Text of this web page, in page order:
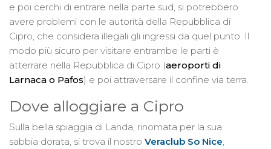
e poi cerchi di entrare nella parte sud, si potrebbero
avere problemi con le autorità della Repubblica di
Cipro, che considera illegali gli ingressi da quel punto. Il
modo più sicuro per visitare entrambe le parti è
atterrare nella Repubblica di Cipro (aeroporti di
Larnaca o Pafos) e poi attraversare il confine via terra.
Dove alloggiare a Cipro
Sulla bella spiaggia di Landa, rinomata per la sua
sabbia dorata, si trova il nostro Veraclub So Nice